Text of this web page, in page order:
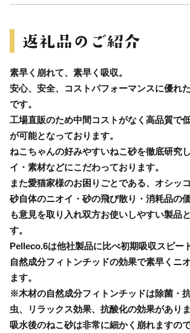
素早く崩れて、素早く吸収。
安心、安全、コストパフォーマンスに優れ
です。
工場直販のため中間コストがなく高品質で
が可能となっております。
ねこちゃんの好みやすいねこ砂を徹底研究
イ・素材などにこだわっております。
また愛猫家様のお困りごとである、オシッ
砂自体のニオイ・砂の飛び散り・消耗品の
も意見を取り入れ双方お使いしやすい製品
す。
Pelleco.6は他社製品に比べ初期吸収スピー
自然成分フィトンチッドの効果で素早くニ
ます。
※木材の自然成分フィトンチッドは除菌・
虫、リラックス効果、抗酸化の効果がありま
吸水後のねこ砂は非常に細かく崩れますの